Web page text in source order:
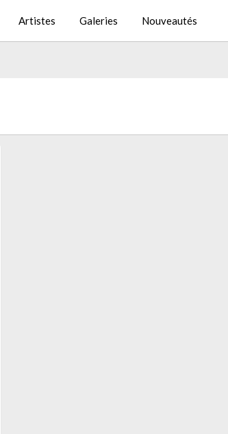
Artistes Galeries Nouveautés